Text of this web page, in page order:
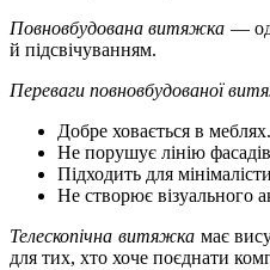
Повновбудована витяжка —
й підсвічуванням.
Переваги повновбудованої
Добре ховається в меблях.
Не порушує лінію
Підходить для
Не створює візуального
Телескопічна витяжка має
для тих, хто хоче поєднати